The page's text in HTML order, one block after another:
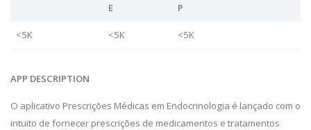
E
P
<5K <5K <5K
APP DESCRIPTION
O aplicativo Prescrições Médicas em Endocrinologia é lançado com o
intuito de fornecer prescrições de medicamentos e tratamentos